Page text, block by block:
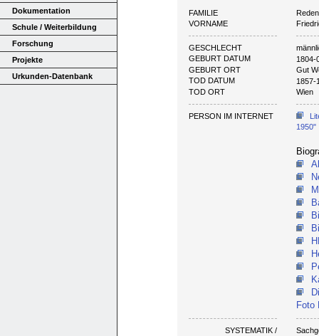
Dokumentation
Schule / Weiterbildung
Forschung
Projekte
Urkunden-Datenbank
FAMILIE
VORNAME
GESCHLECHT
GEBURT DATUM
GEBURT ORT
Gut
TOD DATUM
TOD ORT
Wien
PERSON IM INTERNET
1950"
Foto
SYSTEMATIK /